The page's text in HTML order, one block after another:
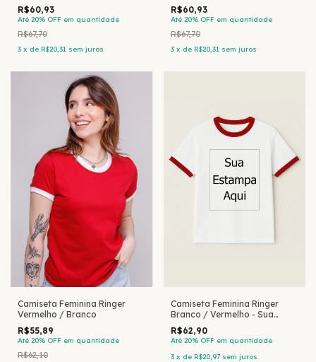
R$60,93
Até 20% OFF em quantidade
R$67,70
3 x de R$20,31 sem juros
R$60,93
Até 20% OFF em quantidade
R$67,70
3 x de R$20,31 sem juros
Camiseta Feminina Ringer
Vermelho / Branco
R$55,89
Até 20% OFF em quantidade
R$62,10
Camiseta Feminina Ringer
Branco / Vermelho - Sua
Estampa Aqui
R$62,90
Até 20% OFF em quantidade
3 x de R$20,97 sem juros